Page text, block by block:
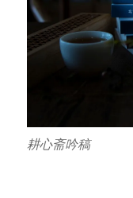
耕心斋吟稿